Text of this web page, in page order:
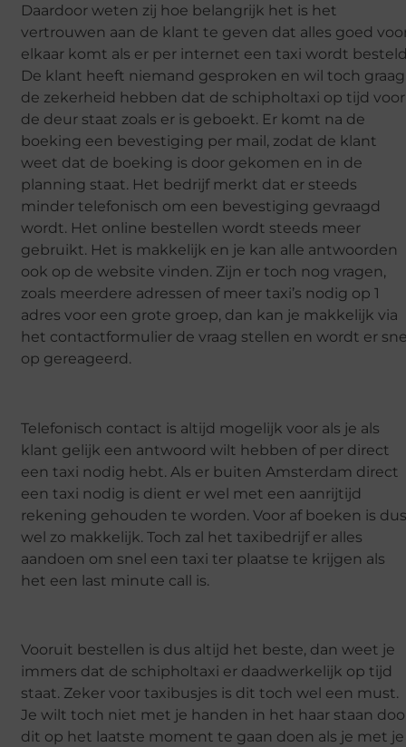
Daardoor weten zij hoe belangrijk het is het
vertrouwen aan de klant te geven dat alles goed
elkaar komt als er per internet een taxi wordt
De klant heeft niemand gesproken en wil toch graag
de zekerheid hebben dat de schipholtaxi op tijd voor
de deur staat zoals er is geboekt. Er komt na de
boeking een bevestiging per mail, zodat de klant
weet dat de boeking is door gekomen en in de
planning staat. Het bedrijf merkt dat er steeds
minder telefonisch om een bevestiging gevraagd
wordt. Het online bestellen wordt steeds meer
gebruikt. Het is makkelijk en je kan alle antwoorden
ook op de website vinden. Zijn er toch nog vragen,
zoals meerdere adressen of meer taxi’s nodig op 1
adres voor een grote groep, dan kan je makkelijk via
het contactformulier de vraag stellen en wordt er
op gereageerd.
Telefonisch contact is altijd mogelijk voor als je als
klant gelijk een antwoord wilt hebben of per direct
een taxi nodig hebt. Als er buiten Amsterdam direct
een taxi nodig is dient er wel met een aanrijtijd
rekening gehouden te worden. Voor af boeken is
wel zo makkelijk. Toch zal het taxibedrijf er alles
aandoen om snel een taxi ter plaatse te krijgen als
het een last minute call is.
Vooruit bestellen is dus altijd het beste, dan weet je
immers dat de schipholtaxi er daadwerkelijk op tijd
staat. Zeker voor taxibusjes is dit toch wel een must.
Je wilt toch niet met je handen in het haar staan
dit op het laatste moment te gaan doen als je met je